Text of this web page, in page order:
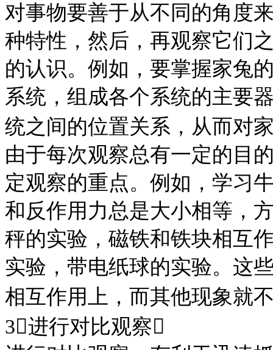
对事物要善于从不同的角度
种特性，然后，再观察它们
的认识。例如，要掌握家兔
系统，组成各个系统的主要
统之间的位置关系，从而对
由于每次观察总有一定的目
定观察的重点。例如，学习
和反作用力总是大小相等，
秤的实验，磁铁和铁块相互
实验，带电纸球的实验。这
相互作用上，而其他现象就
3进行对比观察